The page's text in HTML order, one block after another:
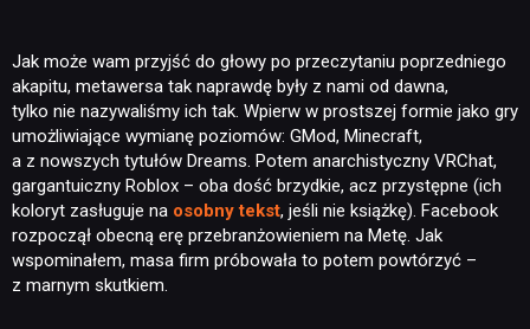
Jak może wam przyjść do głowy po przeczytaniu poprzedniego
akapitu, metawersa tak naprawdę były z nami od dawna,
tylko nie nazywaliśmy ich tak. Wpierw w prostszej formie jako gry
umożliwiające wymianę poziomów: GMod, Minecraft,
a z nowszych tytułów Dreams. Potem anarchistyczny VRChat,
gargantuiczny Roblox – oba dość brzydkie, acz przystępne (ich
koloryt zasługuje na osobny tekst, jeśli nie książkę). Facebook
rozpoczął obecną erę przebranżowieniem na Metę. Jak
wspominałem, masa firm próbowała to potem powtórzyć –
z marnym skutkiem.